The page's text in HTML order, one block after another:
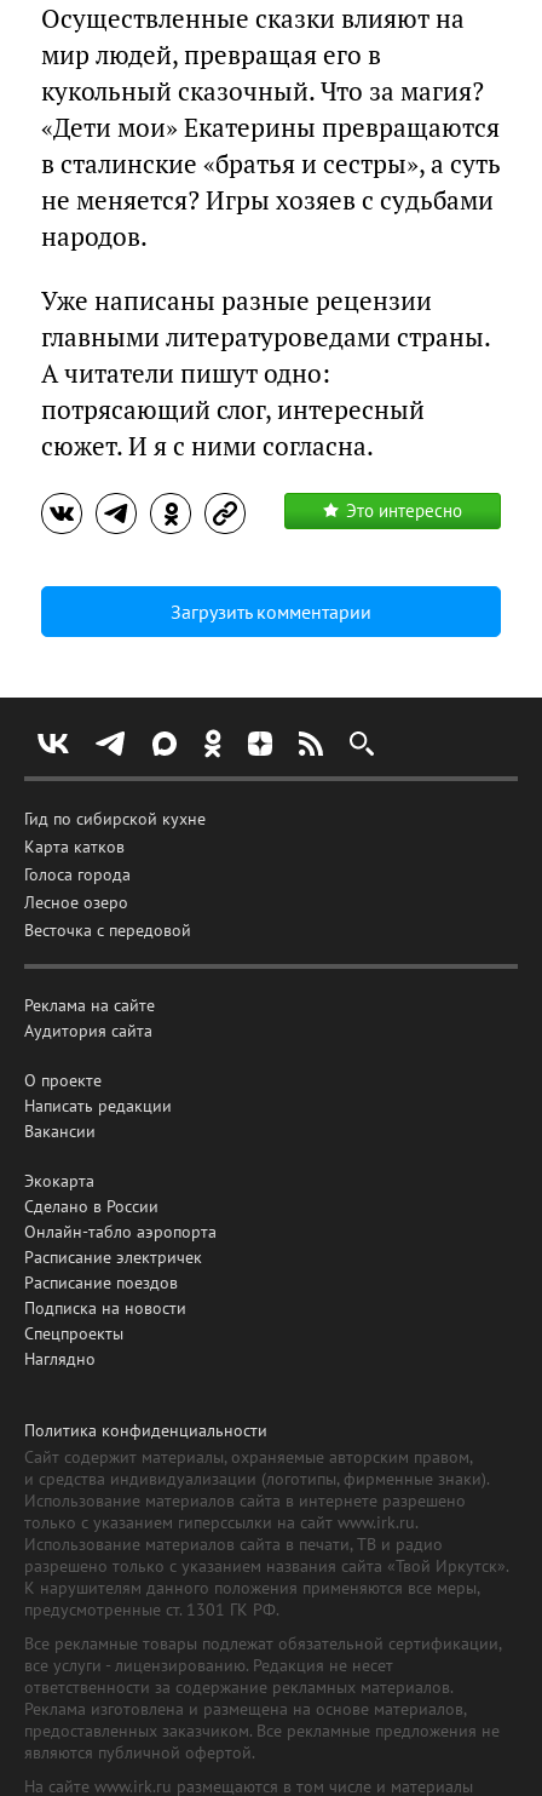
Осуществленные сказки влияют на
мир людей, превращая его в
кукольный сказочный. Что за магия?
«Дети мои» Екатерины превращаются
в сталинские «братья и сестры», а суть
не меняется? Игры хозяев с судьбами
народов.
Уже написаны разные рецензии
главными литературоведами страны.
А читатели пишут одно:
потрясающий слог, интересный
сюжет. И я с ними согласна.
Это интересно
Загрузить комментарии
Гид по сибирской кухне
Карта катков
Голоса города
Лесное озеро
Весточка с передовой
Реклама на сайте
Аудитория сайта
О проекте
Написать редакции
Вакансии
Экокарта
Сделано в России
Онлайн-табло аэропорта
Расписание электричек
Расписание поездов
Подписка на новости
Спецпроекты
Наглядно
Политика конфиденциальности
Сайт содержит материалы, охраняемые авторским правом,
и средства индивидуализации (логотипы, фирменные знаки).
Использование материалов сайта в интернете разрешено
только с указанием гиперссылки на сайт www.irk.ru.
Использование материалов сайта в печати, ТВ и радио
разрешено только с указанием названия сайта «Твой Иркутск».
К нарушителям данного положения применяются все меры,
предусмотренные ст. 1301 ГК РФ.
Все рекламные товары подлежат обязательной сертификации,
все услуги - лицензированию. Редакция не несет
ответственности за содержание рекламных материалов.
Реклама изготовлена и размещена на основе материалов,
предоставленных заказчиком. Все рекламные предложения не
являются публичной офертой.
На сайте www.irk.ru размещаются в том числе и материалы